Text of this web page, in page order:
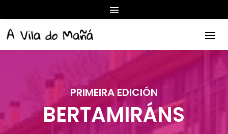
PRIMEIRA EDICIÓN
BERTAMIRÁNS